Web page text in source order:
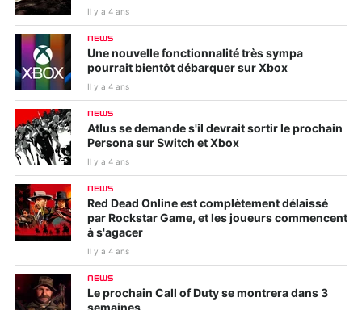
Il y a 4 ans
NEWS
Une nouvelle fonctionnalité très sympa
pourrait bientôt débarquer sur Xbox
Il y a 4 ans
NEWS
Atlus se demande s'il devrait sortir le prochain
Persona sur Switch et Xbox
Il y a 4 ans
NEWS
Red Dead Online est complètement délaissé
par Rockstar Game, et les joueurs commencent
à s'agacer
Il y a 4 ans
NEWS
Le prochain Call of Duty se montrera dans 3